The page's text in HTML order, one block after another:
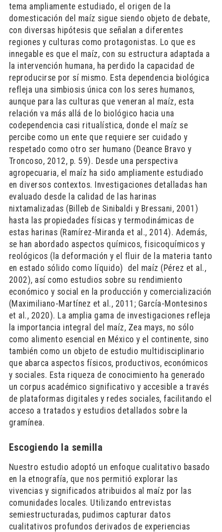
tema ampliamente estudiado, el origen de la
domesticación del maíz sigue siendo objeto de debate,
con diversas hipótesis que señalan a diferentes
regiones y culturas como protagonistas. Lo que es
innegable es que el maíz, con su estructura adaptada a
la intervención humana, ha perdido la capacidad de
reproducirse por sí mismo. Esta dependencia biológica
refleja una simbiosis única con los seres humanos,
aunque para las culturas que veneran al maíz, esta
relación va más allá de lo biológico hacia una
codependencia casi ritualística, donde el maíz se
percibe como un ente que requiere ser cuidado y
respetado como otro ser humano (Deance Bravo y
Troncoso, 2012, p. 59). Desde una perspectiva
agropecuaria, el maíz ha sido ampliamente estudiado
en diversos contextos. Investigaciones detalladas han
evaluado desde la calidad de las harinas
nixtamalizadas (Billeb de Sinibaldi y Bressani, 2001)
hasta las propiedades físicas y termodinámicas de
estas harinas (Ramírez-Miranda et al., 2014). Además,
se han abordado aspectos químicos, fisicoquímicos y
reológicos (la deformación y el fluir de la materia tanto
en estado sólido como líquido) del maíz (Pérez et al.,
2002), así como estudios sobre su rendimiento
económico y social en la producción y comercialización
(Maximiliano-Martínez et al., 2011; García-Montesinos
et al., 2020). La amplia gama de investigaciones refleja
la importancia integral del maíz, Zea mays, no sólo
como alimento esencial en México y el continente, sino
también como un objeto de estudio multidisciplinario
que abarca aspectos físicos, productivos, económicos
y sociales. Esta riqueza de conocimiento ha generado
un corpus académico significativo y accesible a través
de plataformas digitales y redes sociales, facilitando el
acceso a tratados y estudios detallados sobre la
gramínea.
Escogiendo la semilla
Nuestro estudio adoptó un enfoque cualitativo basado
en la etnografía, que nos permitió explorar las
vivencias y significados atribuidos al maíz por las
comunidades locales. Utilizando entrevistas
semiestructuradas, pudimos capturar datos
cualitativos profundos derivados de experiencias